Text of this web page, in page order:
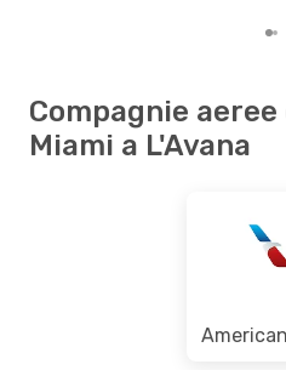
Compagnie
Miami a L'Avana